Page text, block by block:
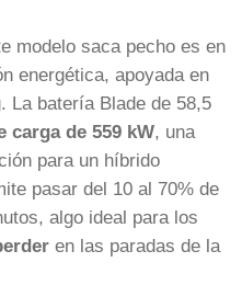
modelo saca pecho es en
energética, apoyada en
La batería Blade de 58,5
carga de 559 kW, una
para un híbrido
pasar del 10 al 70% de
algo ideal para los
en las paradas de la